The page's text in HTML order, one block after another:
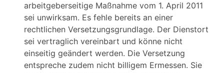
arbeitgeberseitige Maßnahme vom 1. April 2011
sei unwirksam. Es fehle bereits an einer
rechtlichen Versetzungsgrundlage. Der Dienstort
sei vertraglich vereinbart und könne nicht
einseitig geändert werden. Die Versetzung
entspreche zudem nicht billigem Ermessen. Sie